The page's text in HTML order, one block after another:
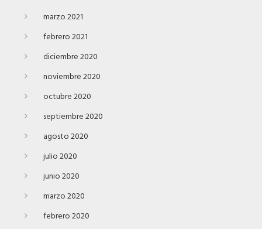
marzo 2021
febrero 2021
diciembre 2020
noviembre 2020
octubre 2020
septiembre 2020
agosto 2020
julio 2020
junio 2020
marzo 2020
febrero 2020